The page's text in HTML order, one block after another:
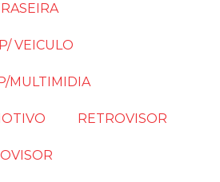
VEICULO
MULTIMIDIA
RETROVISOR